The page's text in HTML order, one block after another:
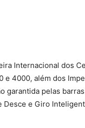
Internacional dos
4000, além dos
pelas
e Giro